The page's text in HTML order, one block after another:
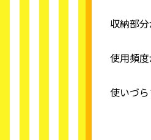
収納部
使用頻
使いづら